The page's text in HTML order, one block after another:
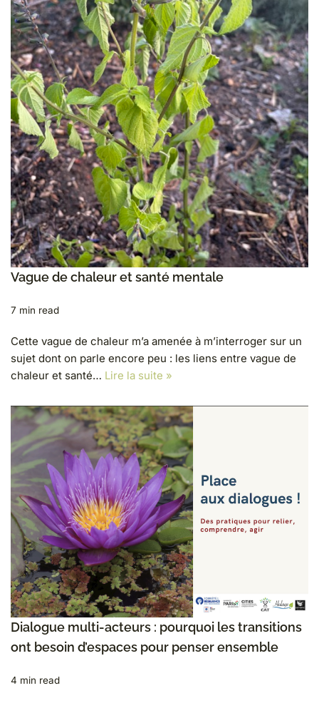
Vague de chaleur et santé mentale
7 min read
Cette vague de chaleur m’a amenée à m’interroger sur un
sujet dont on parle encore peu : les liens entre vague de
chaleur et santé… Lire la suite »
Dialogue multi-acteurs : pourquoi les transitions
ont besoin d’espaces pour penser ensemble
4 min read